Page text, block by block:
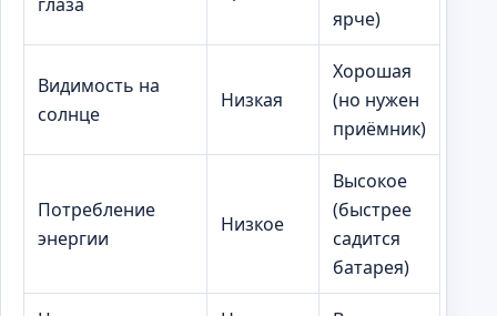
ярче)
Видимость на
солнце
Низкая
Хорошая
(но нужен
приёмник)
Потребление
энергии
Низкое
Высокое
(быстрее
садится
батарея)